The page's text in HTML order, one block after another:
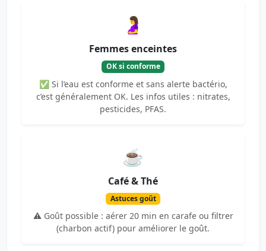
🤰
Femmes enceintes
OK si conforme
✅ Si l’eau est conforme et sans alerte bactério,
c’est généralement OK. Les infos utiles : nitrates,
pesticides, PFAS.
☕
Café & Thé
Astuces goût
⚠️ Goût possible : aérer 20 min en carafe ou filtrer
(charbon actif) pour améliorer le goût.